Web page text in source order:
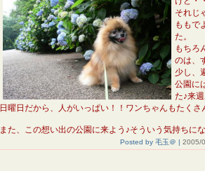
それじ
ももで
た。
もちろ
のは、
少し、
公園に
た♪来
日曜日だから、人がいっぱい！！ワンちゃんもたくさ
また、この想い出の公園に来よう♪そういう気持ちに
Posted by 毛玉＠ | 2005/